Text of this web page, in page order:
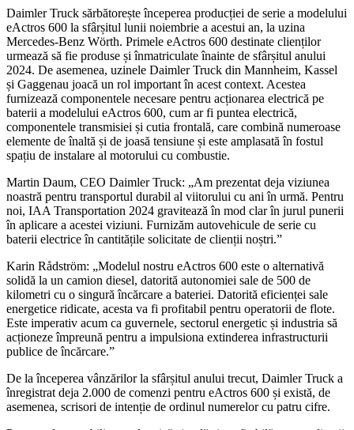
Daimler Truck sărbătorește începerea producției de serie a modelului
eActros 600 la sfârșitul lunii noiembrie a acestui an, la uzina
Mercedes-Benz Wörth. Primele eActros 600 destinate clienților
urmează să fie produse și înmatriculate înainte de sfârșitul anului
2024. De asemenea, uzinele Daimler Truck din Mannheim, Kassel
și Gaggenau joacă un rol important în acest context. Acestea
furnizează componentele necesare pentru acționarea electrică pe
baterii a modelului eActros 600, cum ar fi puntea electrică,
componentele transmisiei și cutia frontală, care combină numeroase
elemente de înaltă și de joasă tensiune și este amplasată în fostul
spațiu de instalare al motorului cu combustie.
Martin Daum, CEO Daimler Truck: „Am prezentat deja viziunea
noastră pentru transportul durabil al viitorului cu ani în urmă. Pentru
noi, IAA Transportation 2024 gravitează în mod clar în jurul punerii
în aplicare a acestei viziuni. Furnizăm autovehicule de serie cu
baterii electrice în cantitățile solicitate de clienții noștri.”
Karin Rådström: „Modelul nostru eActros 600 este o alternativă
solidă la un camion diesel, datorită autonomiei sale de 500 de
kilometri cu o singură încărcare a bateriei. Datorită eficienței sale
energetice ridicate, acesta va fi profitabil pentru operatorii de flote.
Este imperativ acum ca guvernele, sectorul energetic și industria să
acționeze împreună pentru a impulsiona extinderea infrastructurii
publice de încărcare.”
De la începerea vânzărilor la sfârșitul anului trecut, Daimler Truck a
înregistrat deja 2.000 de comenzi pentru eActros 600 și există, de
asemenea, scrisori de intenție de ordinul numerelor cu patru cifre.